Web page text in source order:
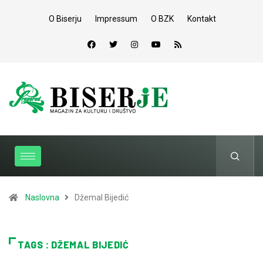
O Biserju Impressum O BZK Kontakt
Naslovna Džemal Bijedić
TAGS : DŽEMAL BIJEDIĆ